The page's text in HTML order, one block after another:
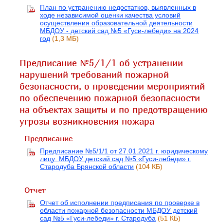
План по устранению недостатков, выявленных в
ходе независимой оценки качества условий
осуществления образовательной деятельности
МБДОУ - детский сад №5 «Гуси-лебеди» на 2024
год (1,3 МБ)
Предписание №5/1/1 об устранении
нарушений требований пожарной
безопасности, о проведении мероприятий
по обеспечению пожарной безопасности
на объектах защиты и по предотвращению
угрозы возникновения пожара
Предписание
Предписание №5/1/1 от 27.01.2021 г. юридическому
лицу: МБДОУ детский сад №5 «Гуси-лебеди» г.
Стародуба Брянской области (104 КБ)
Отчет
Отчет об исполнении предписания по проверке в
области пожарной безопасности МБДОУ детский
сад №5 «Гуси-лебеди» г. Стародуба (51 КБ)